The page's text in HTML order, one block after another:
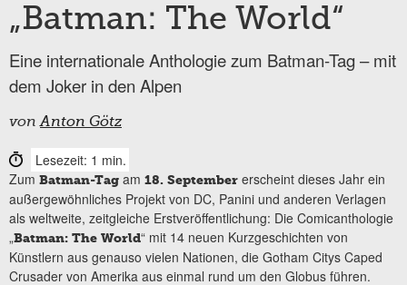
„Batman: The World“
Eine internationale Anthologie zum Batman-Tag – mit
dem Joker in den Alpen
vonAnton Götz
Lesezeit: 1 min.
Zum Batman-Tag am 18. September erscheint dieses Jahr ein
außergewöhnliches Projekt von DC, Panini und anderen Verlagen
als weltweite, zeitgleiche Erstveröffentlichung: Die Comicanthologie
„Batman: The World“ mit 14 neuen Kurzgeschichten von
Künstlern aus genauso vielen Nationen, die Gotham Citys Caped
Crusader von Amerika aus einmal rund um den Globus führen.